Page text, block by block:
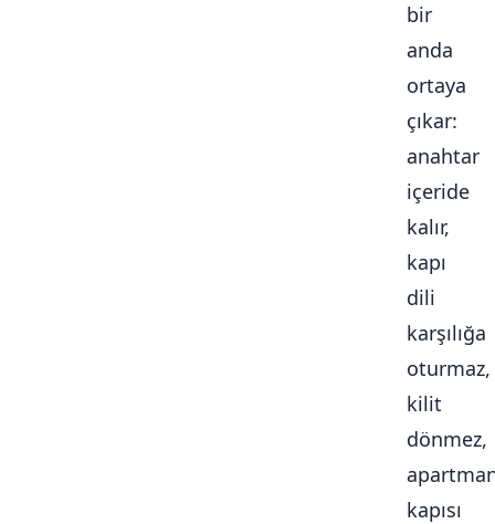
bir
anda
ortaya
çıkar:
anahtar
içeride
kalır,
kapı
dili
karşılığa
oturmaz,
kilit
dönmez,
kapısı